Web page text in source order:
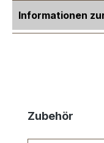
Informationen
Produktgalerie
Zubehör